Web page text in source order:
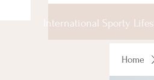
International Sporty
Home